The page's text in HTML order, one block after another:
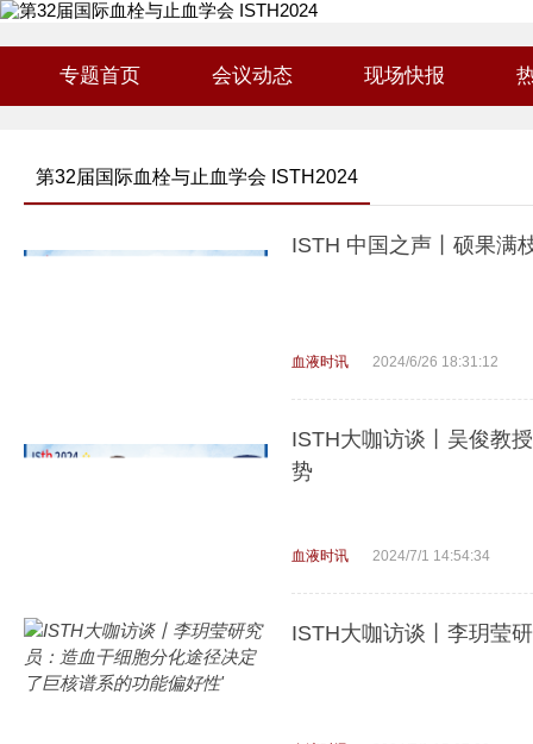
专题首页 会议动态 现场快报
第32届国际血栓与止血学会 ISTH2024
ISTH 中国之声丨硕果满
血液时讯 2024/6/26 18:31:12
ISTH大咖访谈丨吴俊教
势
血液时讯 2024/7/1 14:54:34
ISTH大咖访谈丨李玥莹